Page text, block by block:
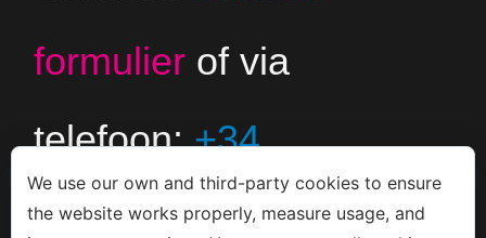
formulier of via
telefoon:+34
666533308
We use our own and third-party cookies to ensure
the website works properly, measure usage, and